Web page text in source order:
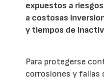
expuestos a
a costosas
y tiempos de
Para protegerse
corrosiones y fallas